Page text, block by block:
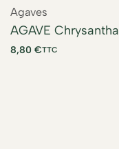
Agaves
AGAVE Chrysantha
8,80 €TTC